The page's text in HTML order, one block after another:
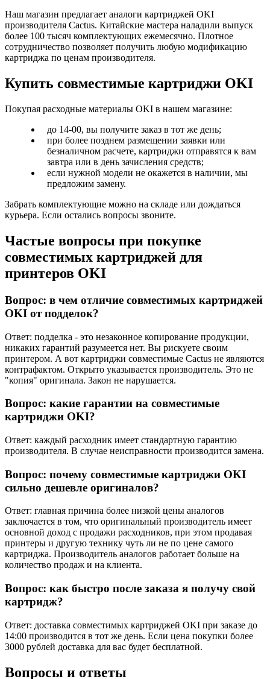
Наш магазин предлагает аналоги картриджей OKI
производителя Cactus. Китайские мастера наладили выпуск
более 100 тысяч комплектующих ежемесячно. Плотное
сотрудничество позволяет получить любую модификацию
картриджа по ценам производителя.
Купить совместимые картриджи OKI
Покупая расходные материалы OKI в нашем магазине:
до 14-00, вы получите заказ в тот же день;
при более позднем размещении заявки или
безналичном расчете, картриджи отправятся к вам
завтра или в день зачисления средств;
если нужной модели не окажется в наличии, мы
предложим замену.
Забрать комплектующие можно на складе или дождаться
курьера. Если остались вопросы звоните.
Частые вопросы при покупке
совместимых картриджей для
принтеров OKI
Вопрос: в чем отличие совместимых картриджей
OKI от подделок?
Ответ: подделка - это незаконное копирование продукции,
никаких гарантий разумеется нет. Вы рискуете своим
принтером. А вот картриджи совместимые Cactus не являются
контрафактом. Открыто указывается производитель. Это не
"копия" оригинала. Закон не нарушается.
Вопрос: какие гарантии на совместимые
картриджи OKI?
Ответ: каждый расходник имеет стандартную гарантию
производителя. В случае неисправности производится замена.
Вопрос: почему совместимые картриджи OKI
сильно дешевле оригиналов?
Ответ: главная причина более низкой цены аналогов
заключается в том, что оригинальный производитель имеет
основной доход с продажи расходников, при этом продавая
принтеры и другую технику чуть ли не по цене самого
картриджа. Производитель аналогов работает больше на
количество продаж и на клиента.
Вопрос: как быстро после заказа я получу свой
картридж?
Ответ: доставка совместимых картриджей OKI при заказе до
14:00 производится в тот же день. Если цена покупки более
3000 рублей доставка для вас будет бесплатной.
Вопросы и ответы